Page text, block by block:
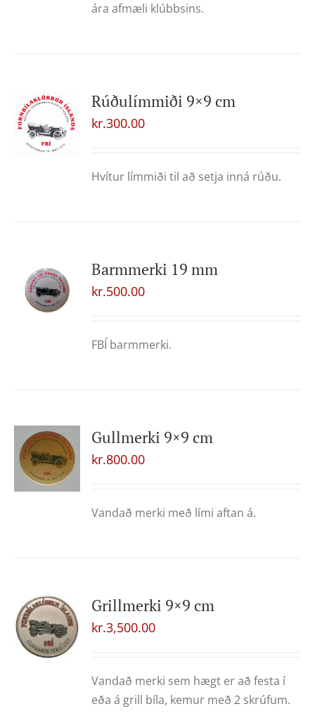
ára afmæli klúbbsins.
Rúðulímmiði 9×9 cm
kr.300.00
Hvítur límmiði til að setja inná rúðu.
Barmmerki 19 mm
kr.500.00
FBÍ barmmerki.
Gullmerki 9×9 cm
kr.800.00
Vandað merki með lími aftan á.
Grillmerki 9×9 cm
kr.3,500.00
Vandað merki sem hægt er að festa í
eða á grill bíla, kemur með 2 skrúfum.